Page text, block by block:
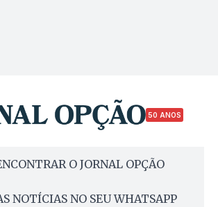
50 ANOS
O JORNAL OPÇÃO
NOTÍCIAS NO SEU WHATSAPP